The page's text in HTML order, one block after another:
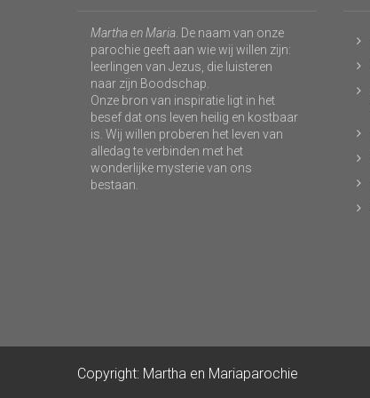
Martha en Maria . De naam van onze
parochie geeft aan wie wij willen zijn:
leerlingen van Jezus, die luisteren
naar zijn Boodschap.
Onze bron van inspiratie ligt in het
besef dat ons leven heilig en kostbaar
is. Wij willen proberen het leven van
alledag te verbinden met het
wonderlijke mysterie van ons
bestaan.
Copyright: Martha en Mariaparochie